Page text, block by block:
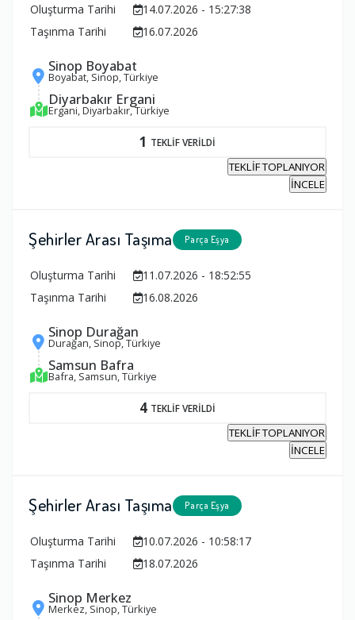
Oluşturma Tarihi
14.07.2026 - 15:27:38
Taşınma Tarihi
16.07.2026
Sinop Boyabat
Boyabat, Sinop, Türkiye
Diyarbakır Ergani
Ergani, Diyarbakır, Türkiye
1 TEKLİF VERİLDİ
TEKLİF TOPLANIYOR
İNCELE
Şehirler Arası Taşıma Parça Eşya
Oluşturma Tarihi
11.07.2026 - 18:52:55
Taşınma Tarihi
16.08.2026
Sinop Durağan
Durağan, Sinop, Türkiye
Samsun Bafra
Bafra, Samsun, Türkiye
4 TEKLİF VERİLDİ
TEKLİF TOPLANIYOR
İNCELE
Şehirler Arası Taşıma Parça Eşya
Oluşturma Tarihi
10.07.2026 - 10:58:17
Taşınma Tarihi
18.07.2026
Sinop Merkez
Merkez, Sinop, Türkiye